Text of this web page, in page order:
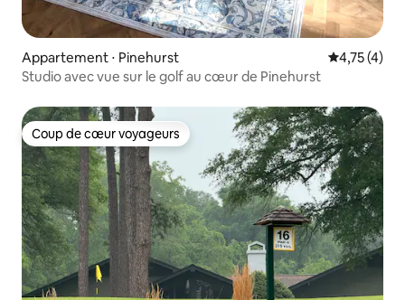
Appartement ⋅ Pinehurst Évaluation
4,75 (4)
Studio avec vue sur le golf au cœur de Pinehurst
Coup de cœur voyageurs
Coup de cœur voyageurs